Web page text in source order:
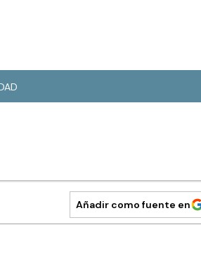
Añadir como fuente en